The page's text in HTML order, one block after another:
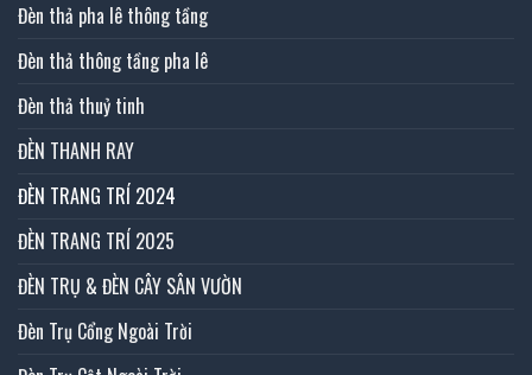
Đèn thả pha lê thông tầng
Đèn thả thông tầng pha lê
Đèn thả thuỷ tinh
ĐÈN THANH RAY
ĐÈN TRANG TRÍ 2024
ĐÈN TRANG TRÍ 2025
ĐÈN TRỤ & ĐÈN CÂY SÂN VƯỜN
Đèn Trụ Cổng Ngoài Trời